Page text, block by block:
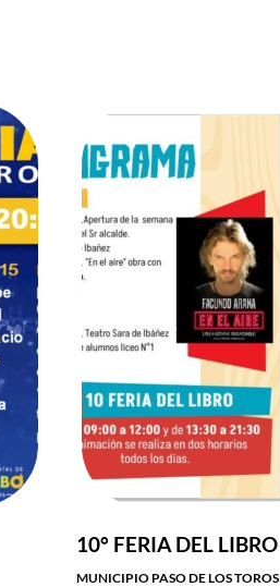
10° FERIA DEL LIBRO
MUNICIPIO PASO DE LOS TOROS